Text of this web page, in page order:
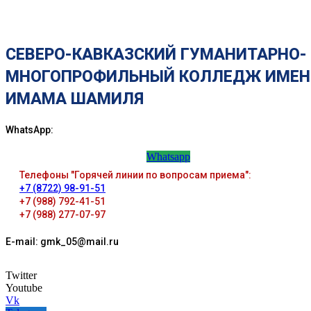
СЕВЕРО-КАВКАЗСКИЙ ГУМАНИТАРНО-
МНОГОПРОФИЛЬНЫЙ КОЛЛЕДЖ
ИМАМА ШАМИЛЯ
WhatsApp:
Whatsapp
Телефоны "Горячей линии по вопросам приема":
+7 (8722) 98-91-51
+7 (988) 792-41-51
+7 (988) 277-07-97
E-mail: gmk_05@mail.ru
Twitter
Youtube
Vk